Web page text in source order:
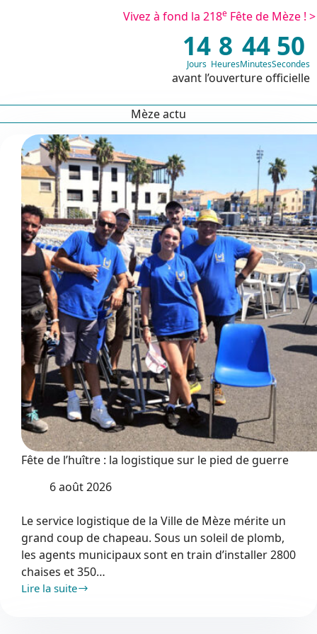
Vivez à fond la 218e Fête de Mèze ! >
14
Jours
8
Heures
44
Minutes
49
Secondes
avant l’ouverture officielle
Mèze actu
Fête de l’huître : la logistique sur le pied de guerre
6 août 2026
Le service logistique de la Ville de Mèze mérite un
grand coup de chapeau. Sous un soleil de plomb,
les agents municipaux sont en train d’installer 2800
chaises et 350…
Lire la suite
Fête